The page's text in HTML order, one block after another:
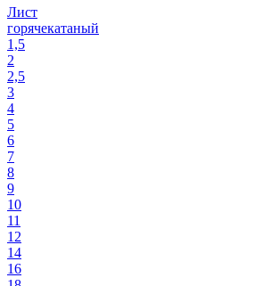
Лист
горячекатаный
1,5
2
2,5
3
4
5
6
7
8
9
10
11
12
14
16